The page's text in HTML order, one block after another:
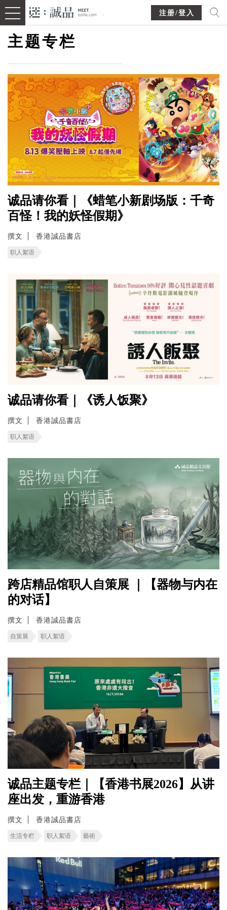
注册/登入
主题专栏
诚品请你看｜《蜡笔小新剧场版：千奇
百怪！我的妖怪假期》
撰文 香港誠品書店
职人絮语
诚品请你看｜《诱人饭聚》
撰文 香港誠品書店
职人絮语
跨店精品馆职人自策展 ｜【器物与内在
的对话】
撰文 香港誠品書店
自策展 职人絮语
诚品主题专栏｜【香港书展2026】从讲
座出发，重游香港
撰文 香港誠品書店
生活专栏 职人絮语 藝術